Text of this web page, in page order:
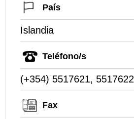
País
Islandia
Teléfono/s
(+354) 5517621, 5517622
Fax